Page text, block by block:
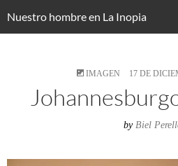
Nuestro hombre en La Inopia
IMAGEN 17 DE
by Biel